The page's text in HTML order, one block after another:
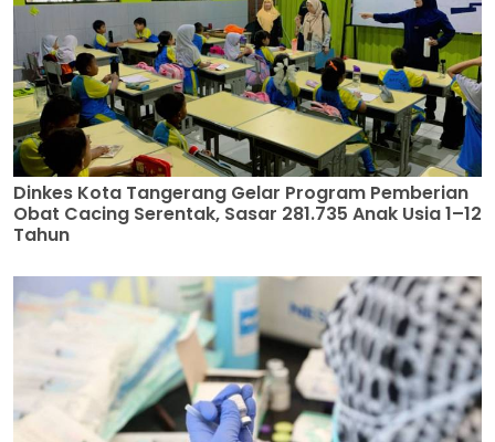
Dinkes Kota Tangerang Gelar Program Pemberian
Obat Cacing Serentak, Sasar 281.735 Anak Usia 1–12
Tahun